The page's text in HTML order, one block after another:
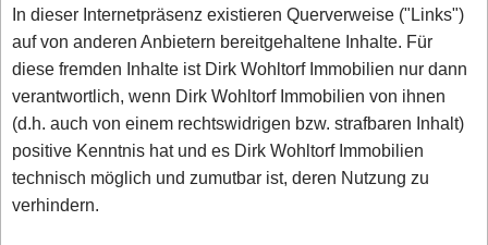
In dieser Internetpräsenz existieren Querverweise ("Links")
auf von anderen Anbietern bereitgehaltene Inhalte. Für
diese fremden Inhalte ist Dirk Wohltorf Immobilien nur dann
verantwortlich, wenn Dirk Wohltorf Immobilien von ihnen
(d.h. auch von einem rechtswidrigen bzw. strafbaren Inhalt)
positive Kenntnis hat und es Dirk Wohltorf Immobilien
technisch möglich und zumutbar ist, deren Nutzung zu
verhindern.